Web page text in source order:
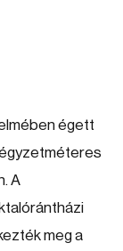
égett
A
meg a